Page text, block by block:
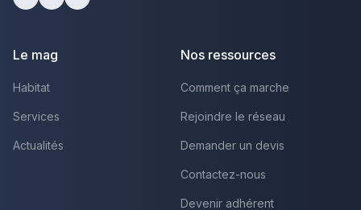
Le mag
Habitat
Services
Actualités
Nos ressources
Comment ça marche
Rejoindre le réseau
Demander un devis
Contactez-nous
Devenir adhérent